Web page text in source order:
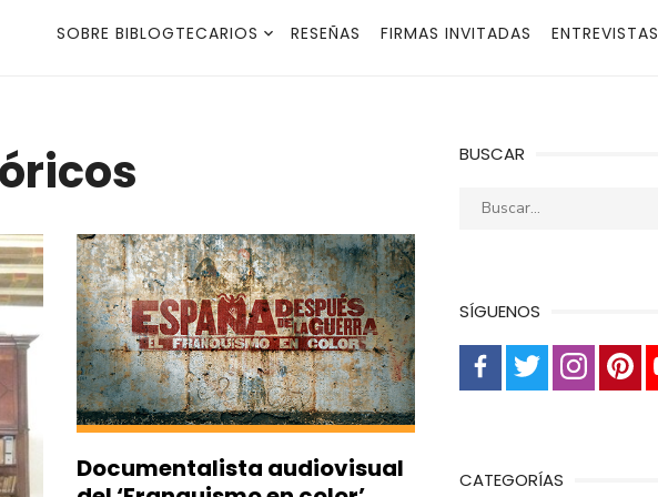
SOBRE BIBLOGTECARIOS RESEÑAS FIRMAS INVITADAS ENTREVISTAS
Documentalista audiovisual
BUSCAR
Buscar:
SÍGUENOS
CATEGORÍAS